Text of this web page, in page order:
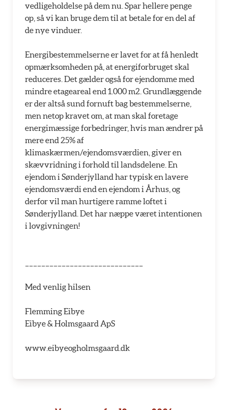
vedligeholdelse på dem nu. Spar hellere penge
op, så vi kan bruge dem til at betale for en del af
de nye vinduer.
Energibestemmelserne er lavet for at få henledt
opmærksomheden på, at energiforbruget skal
reduceres. Det gælder også for ejendomme med
mindre etageareal end 1.000 m2. Grundlæggende
er der altså sund fornuft bag bestemmelserne,
men netop kravet om, at man skal foretage
energimæssige forbedringer, hvis man ændrer på
mere end 25% af
klimaskærmen/ejendomsværdien, giver en
skævvridning i forhold til landsdelene. En
ejendom i Sønderjylland har typisk en lavere
ejendomsværdi end en ejendom i Århus, og
derfor vil man hurtigere ramme loftet i
Sønderjylland. Det har næppe været intentionen
i lovgivningen!
Med venlig hilsen
Flemming Eibye
Eibye & Holmsgaard ApS
www.eibyeogholmsgaard.dk